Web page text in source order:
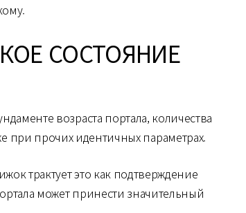
СОСТОЯНИЕ
возраста портала, количества
при прочих идентичных параметрах.
трактует это как подтверждение
может принести значительный